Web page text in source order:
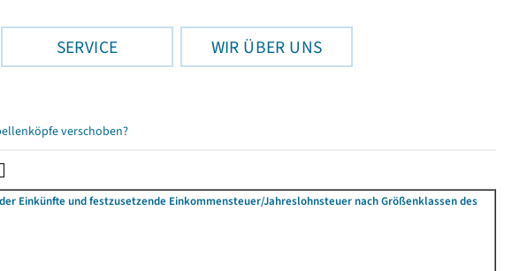
SERVICE WIR ÜBER UNS
verschoben?
Einkünfte und festzusetzende Einkommensteuer/Jahreslohnsteuer nach Größenklassen des